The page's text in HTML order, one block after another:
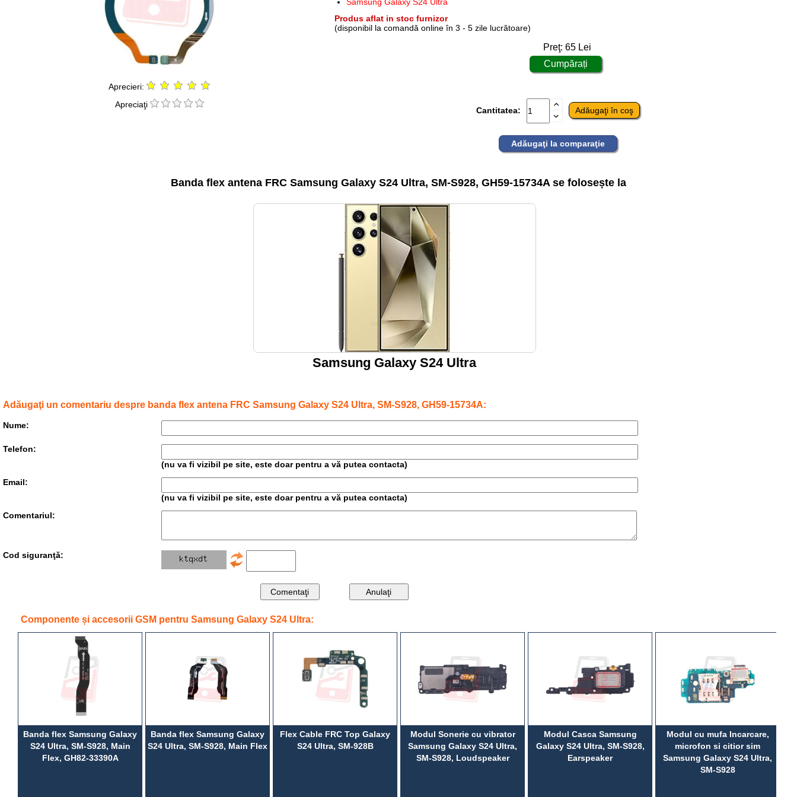
Aprecieri:
Apreciaţi
Produs aflat in stoc furnizor
(disponibil la comandă online în 3 - 5 zile lucrătoare)
Preţ:65 Lei
Cantitatea:
Adăugaţi la comparaţie
Banda flex antena FRC Samsung Galaxy S24 Ultra, SM-S928, GH59-15734A se folosește la
Samsung Galaxy S24 Ultra
Adăugaţi un comentariu despre banda flex antena FRC Samsung Galaxy S24 Ultra, SM-S928, GH59-15734A:
Nume:
Telefon:
(nu va fi vizibil pe site, este doar pentru a vă putea contacta)
Email:
(nu va fi vizibil pe site, este doar pentru a vă putea contacta)
Comentariul:
Cod siguranţă:
Componente și accesorii GSM pentru Samsung Galaxy S24 Ultra:
Banda flex Samsung Galaxy
S24 Ultra, SM-S928, Main
Flex, GH82-33390A
Banda flex Samsung Galaxy
S24 Ultra, SM-S928, Main Flex
Flex Cable FRC Top Galaxy
S24 Ultra, SM-928B
Modul Sonerie cu vibrator
Samsung Galaxy S24 Ultra,
SM-S928, Loudspeaker
Modul Casca Samsung
Galaxy S24 Ultra, SM-S928,
Earspeaker
Modul cu mufa Incarcare,
microfon si citior sim
Samsung Galaxy S24 Ultra,
SM-S928